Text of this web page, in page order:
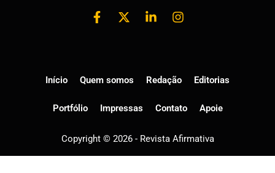
Copyright © 2026 - Revista Afirmativa
Início Quem somos Redação Editorias
Portfólio Impressas Contato Apoie